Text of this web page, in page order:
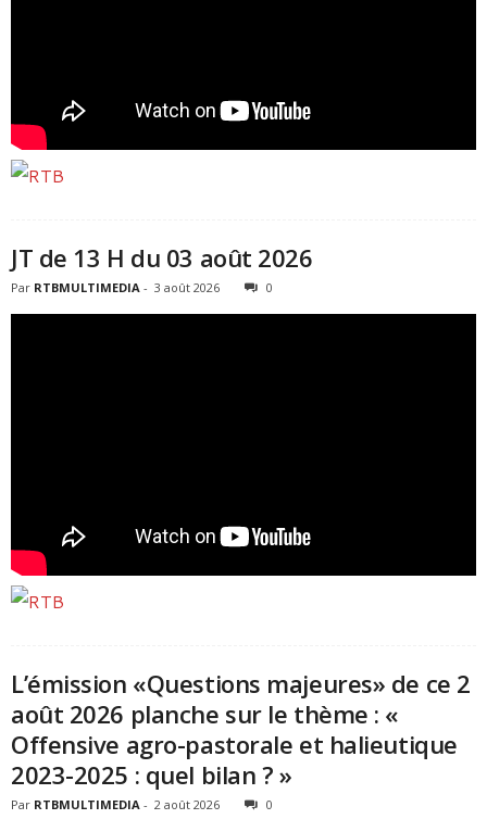
JT de 13 H du 03 août 2026
Par RTBMULTIMEDIA - 3 août 2026 0
L’émission «Questions majeures» de ce 2
août 2026 planche sur le thème : «
Offensive agro-pastorale et halieutique
2023-2025 : quel bilan ? »
Par RTBMULTIMEDIA - 2 août 2026 0